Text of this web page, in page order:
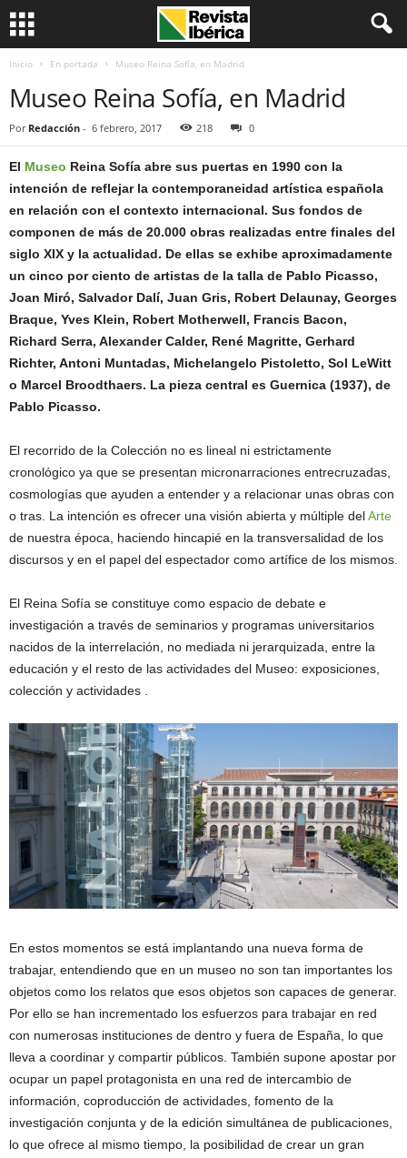
Inicio En portada Museo Reina Sofía, en Madrid
Museo Reina Sofía, en Madrid
Por Redacción - 6 febrero, 2017 218 0
El Museo Reina Sofía abre sus puertas en 1990 con la
intención de reflejar la contemporaneidad artística española
en relación con el contexto internacional. Sus fondos de
componen de más de 20.000 obras realizadas entre finales del
siglo XIX y la actualidad. De ellas se exhibe aproximadamente
un cinco por ciento de artistas de la talla de Pablo Picasso,
Joan Miró, Salvador Dalí, Juan Gris, Robert Delaunay, Georges
Braque, Yves Klein, Robert Motherwell, Francis Bacon,
Richard Serra, Alexander Calder, René Magritte, Gerhard
Richter, Antoni Muntadas, Michelangelo Pistoletto, Sol LeWitt
o Marcel Broodthaers. La pieza central es Guernica (1937), de
Pablo Picasso.
El recorrido de la Colección no es lineal ni estrictamente
cronológico ya que se presentan micronarraciones entrecruzadas,
cosmologías que ayuden a entender y a relacionar unas obras con
o tras. La intención es ofrecer una visión abierta y múltiple delArte
de nuestra época, haciendo hincapié en la transversalidad de los
discursos y en el papel del espectador como artífice de los mismos.
El Reina Sofía se constituye como espacio de debate e
investigación a través de seminarios y programas universitarios
nacidos de la interrelación, no mediada ni jerarquizada, entre la
educación y el resto de las actividades del Museo: exposiciones,
colección y actividades .
En estos momentos se está implantando una nueva forma de
trabajar, entendiendo que en un museo no son tan importantes los
objetos como los relatos que esos objetos son capaces de generar.
Por ello se han incrementado los esfuerzos para trabajar en red
con numerosas instituciones de dentro y fuera de España, lo que
lleva a coordinar y compartir públicos. También supone apostar por
ocupar un papel protagonista en una red de intercambio de
información, coproducción de actividades, fomento de la
investigación conjunta y de la edición simultánea de publicaciones,
lo que ofrece al mismo tiempo, la posibilidad de crear un gran